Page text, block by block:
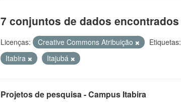
7 conjuntos de dados encontrados
Licenças: Creative Commons Atribuição Etiquetas:
Itabira
Itajubá
Projetos de pesquisa - Campus Itabira